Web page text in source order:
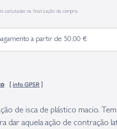
calculadas na finalização da compra.
a partir de 50,00 €
[ info GPSR ]
de isca de plástico macio.
dar aquela ação de contração